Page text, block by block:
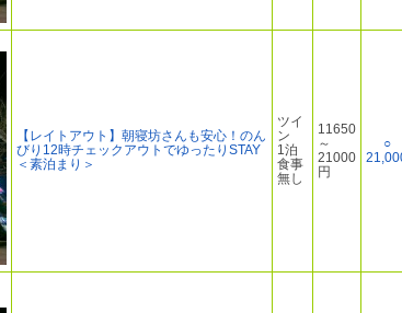
【レイトアウト】朝寝坊さんも安心！のん
びり12時チェックアウトでゆったりSTAY
＜素泊まり＞
ツイ
ン
1泊
食事
無し
11650
～
21000
円
○